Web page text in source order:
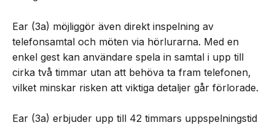
Ear (3a) möjliggör även direkt inspelning av
telefonsamtal och möten via hörlurarna. Med en
enkel gest kan användare spela in samtal i upp till
cirka två timmar utan att behöva ta fram telefonen,
vilket minskar risken att viktiga detaljer går förlorade.
Ear (3a) erbjuder upp till 42 timmars uppspelningstid